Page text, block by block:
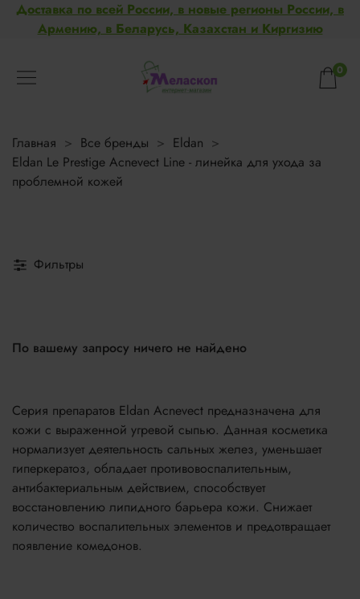
Доставка по всей России, в новые регионы России, в
Армению, в Беларусь, Казахстан и Киргизию
0
Главная Все бренды
Eldan
Eldan Le Prestige Acnevect Line - линейка для ухода за
проблемной кожей
Фильтры
По вашему запросу ничего не найдено
Серия препаратов Eldan Acnevect предназначена для
кожи с выраженной угревой сыпью. Данная косметика
нормализует деятельность сальных желез, уменьшает
гиперкератоз, обладает противовоспалительным,
антибактериальным действием, способствует
восстановлению липидного барьера кожи. Снижает
количество воспалительных элементов и предотвращает
появление комедонов.